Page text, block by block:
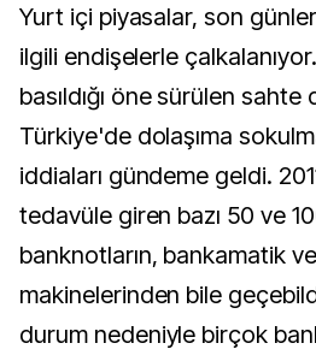
Yurt içi piyasalar, son
ilgili endişelerle
basıldığı öne sürülen sahte
Türkiye'de dolaşıma
iddiaları gündeme geldi.
tedavüle giren bazı 50 ve
banknotların, bankamatik
makinelerinden bile
durum nedeniyle birçok